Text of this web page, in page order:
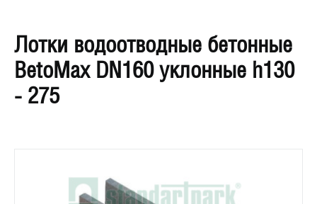
Лотки водоотводные бетонные
BetoMax DN160 уклонные h130
- 275